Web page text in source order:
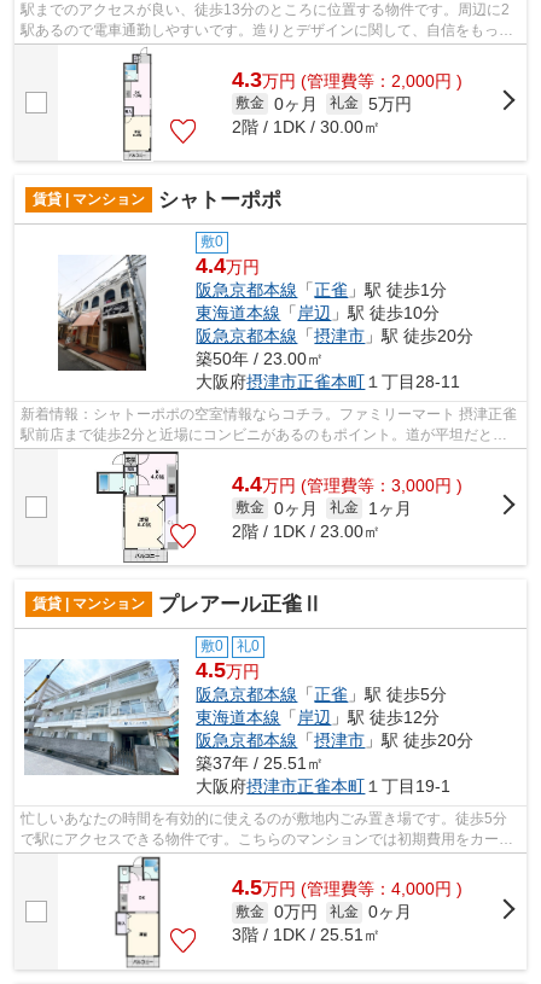
駅までのアクセスが良い、徒歩13分のところに位置する物件です。周辺に2
駅あるので電車通勤しやすいです。造りとデザインに関して、自信をもって
情報を提供できるマンションです。地震...
4.3万円 (管理費等：2,000円 )
敷金 0ヶ月 礼金 5万円
2階 / 1DK / 30.00㎡
賃貸 | マンション シャトーポポ
敷0
4.4万円
阪急京都本線 「正雀 」駅 徒歩1分
東海道本線 「 岸辺 」駅 徒歩10分
阪急京都本線 「摂津市 」駅 徒歩20分
築50年 / 23.00㎡
大阪府摂津市正雀本町 １丁目28-11
新着情報：シャトーポポの空室情報ならコチラ。ファミリーマート 摂津正雀
駅前店まで徒歩2分と近場にコンビニがあるのもポイント。道が平坦だと買
い物も快適にできますね。鉄筋コンク...
4.4万円 (管理費等：3,000円 )
敷金 0ヶ月 礼金
1ヶ月
2階 / 1DK / 23.00㎡
賃貸 | マンション プレアール正雀Ⅱ
敷0 礼0
4.5万円
阪急京都本線 「正雀 」駅 徒歩5分
東海道本線 「 岸辺 」駅 徒歩12分
阪急京都本線 「摂津市 」駅 徒歩20分
築37年 / 25.51㎡
大阪府摂津市正雀本町 １丁目19-1
忙しいあなたの時間を有効的に使えるのが敷地内ごみ置き場です。徒歩5分
で駅にアクセスできる物件です。こちらのマンションでは初期費用をカード
でお支払いいただけます。高い信頼性が...
4.5万円 (管理費等：4,000円 )
敷金 0万円 礼金 0ヶ月
3階 / 1DK / 25.51㎡